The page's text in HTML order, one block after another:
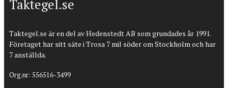
Taktegel.se
Taktegel.se är en del av Hedenstedt AB som grundades år 1991.
Företaget har sitt säte i Trosa 7 mil söder om Stockholm och har
7 anställda.
Org.nr: 556516-3499